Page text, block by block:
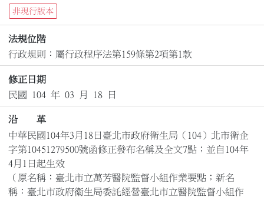
非現行版本
法規位階
行政規則：屬行政程序法第159條第2項第1款
修正日期
民國 104 年 03 月 18 日
沿 革
中華民國104年3月18日臺北市政府衛生局（104）北市衛企
字第10451279500號函修正發布名稱及全文7點；並自104年
4月1日起生效
（原名稱：臺北市立萬芳醫院監督小組作業要點；新名
稱：臺北市政府衛生局委託經營臺北市立醫院監督小組作